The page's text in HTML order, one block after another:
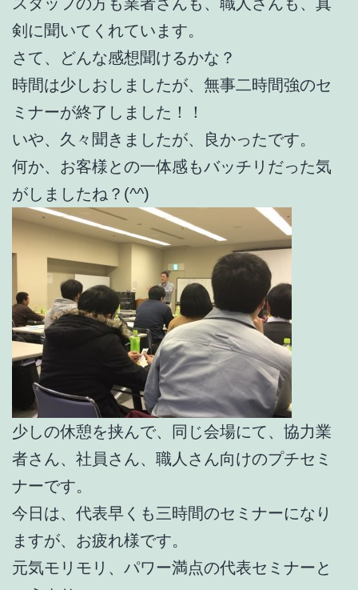
剣に聞いてくれています。
さて、どんな感想聞けるかな？
時間は少しおしましたが、無事二時間強のセ
ミナーが終了しました！！
いや、久々聞きましたが、良かったです。
何か、お客様との一体感もバッチリだった気
がしましたね？(^^)
少しの休憩を挟んで、同じ会場にて、協力業
者さん、社員さん、職人さん向けのプチセミ
ナーです。
今日は、代表早くも三時間のセミナーになり
ますが、お疲れ様です。
元気モリモリ、パワー満点の代表セミナーと